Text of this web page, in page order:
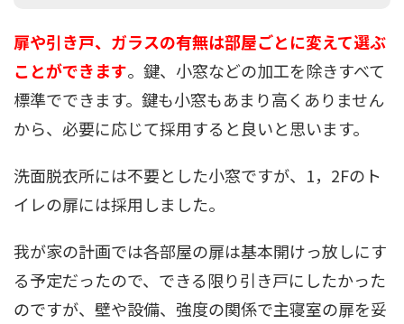
扉や引き戸、ガラスの有無は部屋ごとに変えて選ぶ
ことができます。鍵、小窓などの加工を除きすべて
標準でできます。鍵も小窓もあまり高くありません
から、必要に応じて採用すると良いと思います。
洗面脱衣所には不要とした小窓ですが、1，2Fのト
イレの扉には採用しました。
我が家の計画では各部屋の扉は基本開けっ放しにす
る予定だったので、できる限り引き戸にしたかった
のですが、壁や設備、強度の関係で主寝室の扉を妥